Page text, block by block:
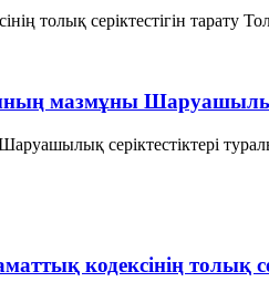
толық серіктестігін тарату
мазмұны Шаруашылық
серіктестіктері
кодексінің толық